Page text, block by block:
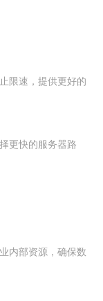
限速，提供更好的
更快的服务器路
内部资源，确保数